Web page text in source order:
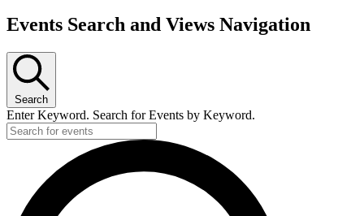
Events
June
1,
2026
Events Search and Views Navigation
Search
Enter Keyword. Search for Events by Keyword.